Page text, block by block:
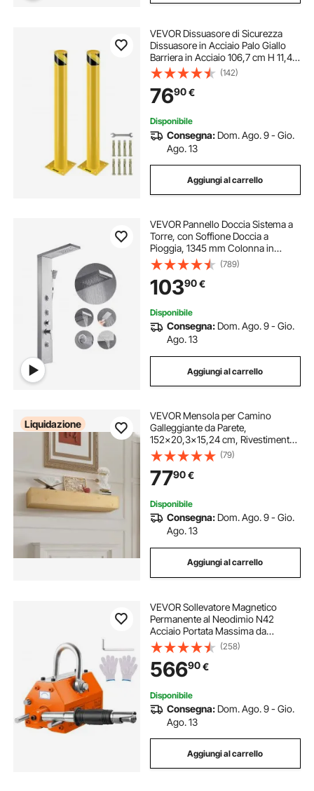
VEVOR Dissuasore di Sicurezza
Dissuasore in Acciaio Palo Giallo
Barriera in Acciaio 106,7 cm H 11,4
cm D
(142)
7690€
Disponibile
Consegna: Dom. Ago. 9 - Gio.
Ago. 13
Aggiungi al carrello
VEVOR Pannello Doccia Sistema a
Torre, con Soffione Doccia a
Pioggia, 1345 mm Colonna in
Acciaio Inox, Sistema Massaggio a
Parete, con Doccetta, Beccuccio per
Vasca, 3 Getti Corporei
(789)
10390€
Disponibile
Consegna: Dom. Ago. 9 - Gio.
Ago. 13
Aggiungi al carrello
Liquidazione
VEVOR Mensola per Camino
Galleggiante da Parete,
152x20,3x15,24 cm, Rivestimento
per Camino Galleggiante in Legno
Naturale, Portata 22,7 kg,
Realizzato a Mano, per Decorazione
da Parete, Rustico
(79)
7790€
Disponibile
Consegna: Dom. Ago. 9 - Gio.
Ago. 13
Aggiungi al carrello
VEVOR Sollevatore Magnetico
Permanente al Neodimio N42
Acciaio Portata Massima da
2000kg Dimensioni Base
350x150x168 mm, Sollevatore a
Magneti Permanenti Fattore di
Sicurezza 2,5 Forza Trazione
5000kg
(258)
56690€
Disponibile
Consegna: Dom. Ago. 9 - Gio.
Ago. 13
Aggiungi al carrello